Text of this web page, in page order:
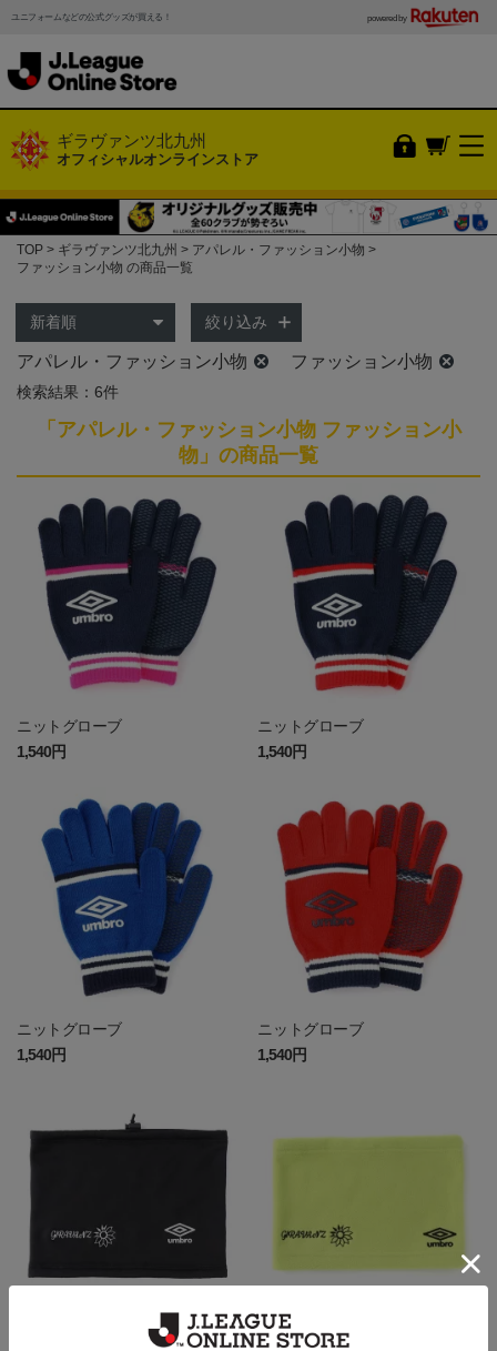
ユニフォームなどの公式グッズが買える！ powered by
ギラヴァンツ北九州
オフィシャルオンラインストア
TOP ギラヴァンツ北九州
アパレル・ファッション小物
ファッション小物 の商品一覧
絞り込み
アパレル・ファッション小物 ファッション小物
検索結果：6件
「アパレル・ファッション小物 ファッション小
物」の商品一覧
ニットグローブ
1,540円
ニットグローブ
1,540円
ニットグローブ
1,540円
ニットグローブ
1,540円
[UMBRO]ネックウォーマー
[UMBRO]ネックウォーマー